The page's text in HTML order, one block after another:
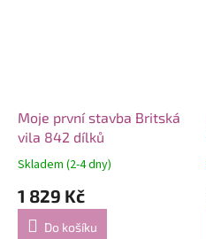
Moje první stavba Britská
vila 842 dílků
Skladem (2-4 dny)
1 829 Kč
Do košíku